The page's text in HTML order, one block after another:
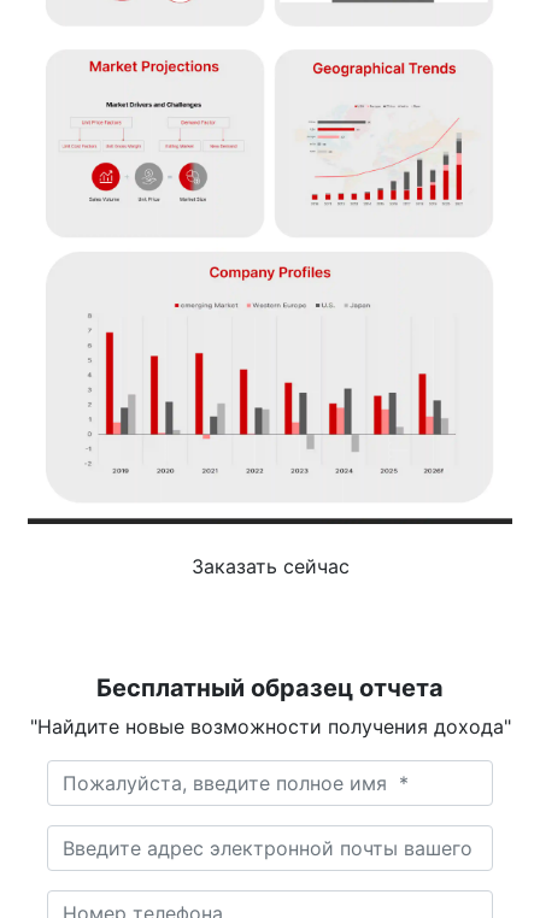
Заказать сейчас
Бесплатный образец отчета
"Найдите новые возможности получения дохода"